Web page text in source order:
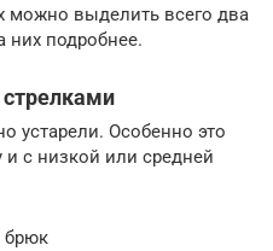
выделить всего два
них подробнее.
устарели. Особенно это
и с низкой или средней
брюк